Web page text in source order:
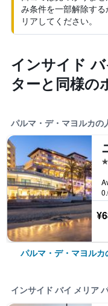
み条件を一部解除す
リアしてください。
インサイド
ターと同様の
パルマ・デ・マヨルカの
パルマ・デ・マヨル
インサイド バイ メリア